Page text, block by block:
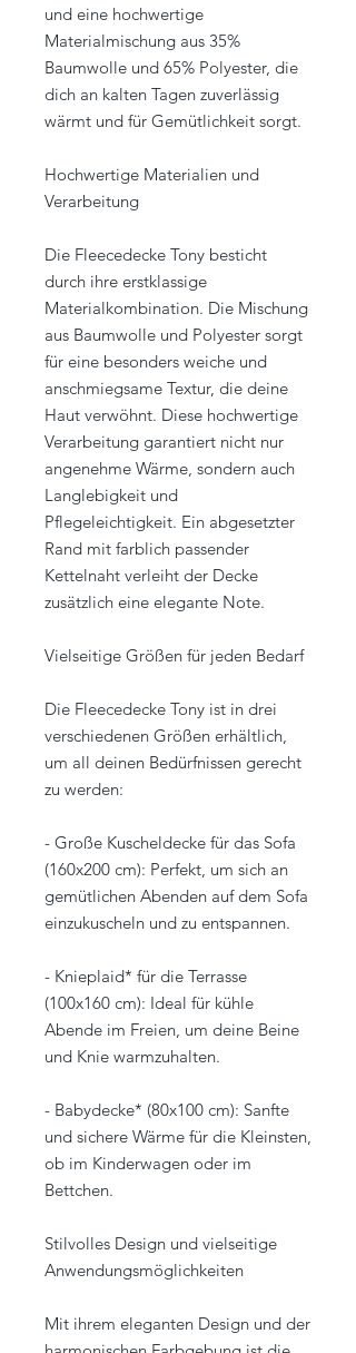
und eine hochwertige
Materialmischung aus 35%
Baumwolle und 65% Polyester, die
dich an kalten Tagen zuverlässig
wärmt und für Gemütlichkeit sorgt.
Hochwertige Materialien und
Verarbeitung
Die Fleecedecke Tony besticht
durch ihre erstklassige
Materialkombination. Die Mischung
aus Baumwolle und Polyester sorgt
für eine besonders weiche und
anschmiegsame Textur, die deine
Haut verwöhnt. Diese hochwertige
Verarbeitung garantiert nicht nur
angenehme Wärme, sondern auch
Langlebigkeit und
Pflegeleichtigkeit. Ein abgesetzter
Rand mit farblich passender
Kettelnaht verleiht der Decke
zusätzlich eine elegante Note.
Vielseitige Größen für jeden Bedarf
Die Fleecedecke Tony ist in drei
verschiedenen Größen erhältlich,
um all deinen Bedürfnissen gerecht
zu werden:
- Große Kuscheldecke für das Sofa
(160x200 cm): Perfekt, um sich an
gemütlichen Abenden auf dem Sofa
einzukuscheln und zu entspannen.
- Knieplaid* für die Terrasse
(100x160 cm): Ideal für kühle
Abende im Freien, um deine Beine
und Knie warmzuhalten.
- Babydecke* (80x100 cm): Sanfte
und sichere Wärme für die Kleinsten,
ob im Kinderwagen oder im
Bettchen.
Stilvolles Design und vielseitige
Anwendungsmöglichkeiten
Mit ihrem eleganten Design und der